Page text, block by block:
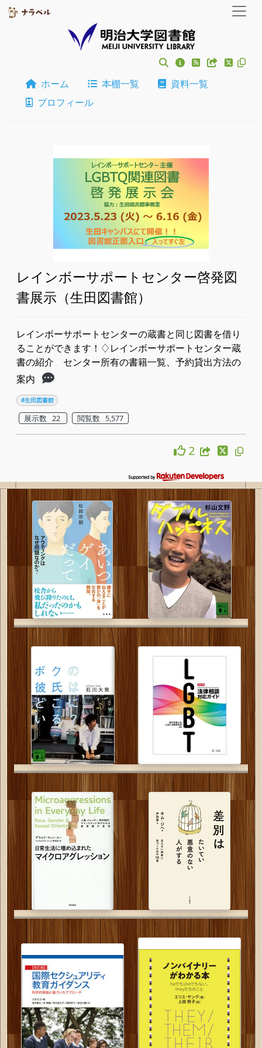
ホーム 本棚一覧
資料一覧
プロフィール
レインボーサポートセンター啓発図
書展示（生田図書館）
レインボーサポートセンターの蔵書と同じ図書を借り
ることができます！♢レインボーサポートセンター蔵
書の紹介 センター所有の書籍一覧、予約貸出方法の
案内
#生田図書館
展示数 22 閲覧数 5,577
2